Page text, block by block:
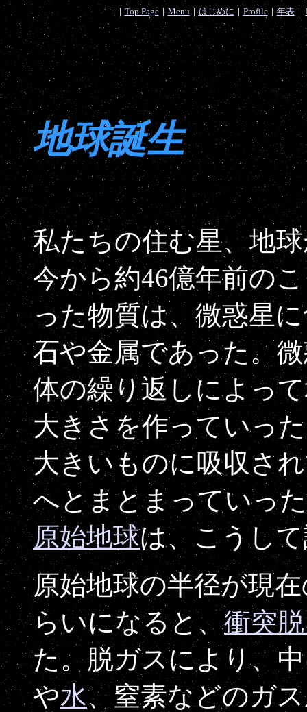
｜ Top Page｜ Menu｜ はじめに ｜ Profile｜ 年表｜
地球誕生
私たちの住む星、地
今から約46億年前の
った物質は、微惑星
石や金属であった。
体の繰り返しによっ
大きさを作っていっ
大きいものに吸収さ
へとまとまっていっ
原始地球は、こうし
原始地球の半径が現
らいになると、衝突
た。脱ガスにより、
や水、窒素などのガ